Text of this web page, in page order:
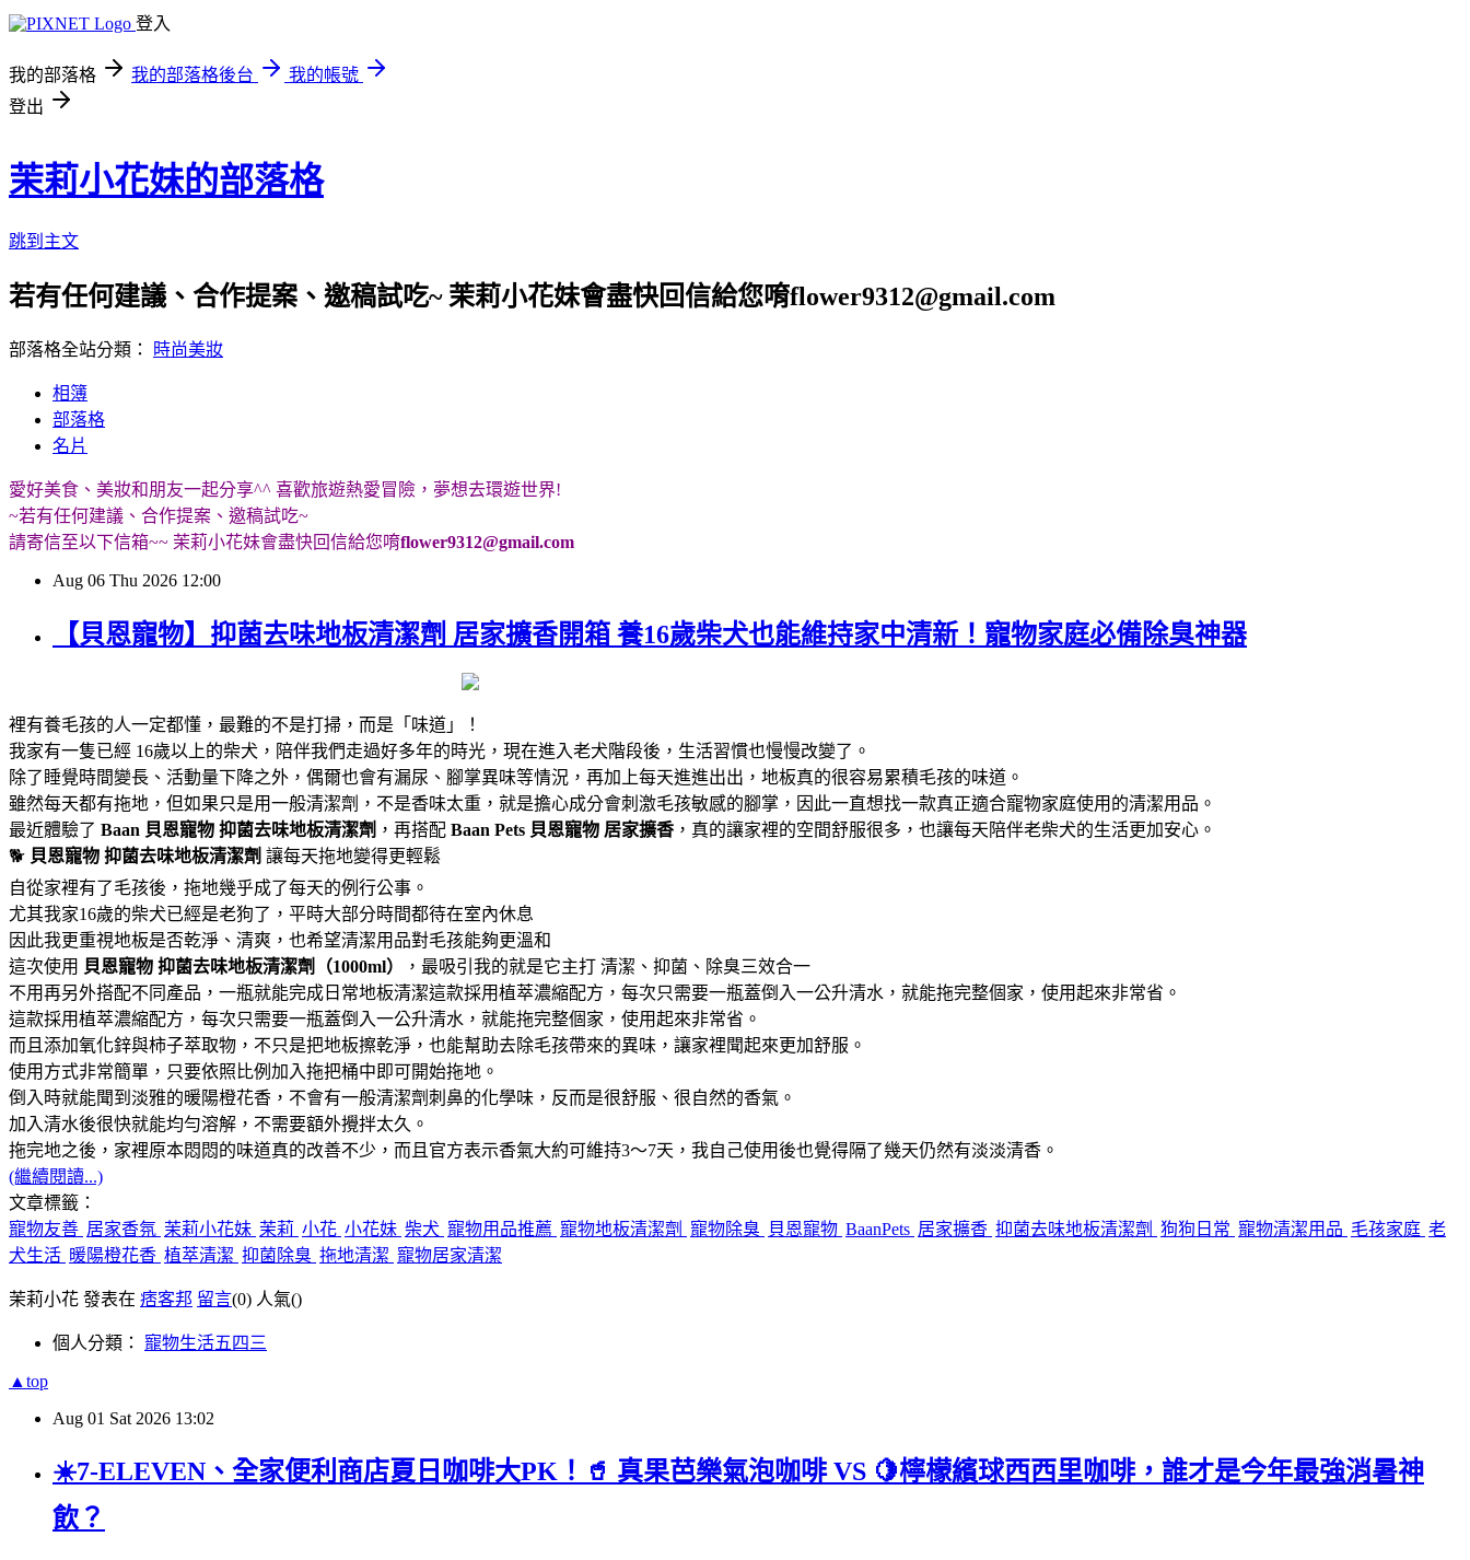
登入
我的部落格 我的部落格後台
我的帳號
登出
茉莉小花妹的部落格
跳到主文
若有任何建議、合作提案、邀稿試吃~ 茉莉小花妹會盡快回信給您唷flower9312@gmail.com
部落格全站分類： 時尚美妝
相簿
部落格
名片
愛好美食、美妝和朋友一起分享^^ 喜歡旅遊熱愛冒險，夢想去環遊世界!
~若有任何建議、合作提案、邀稿試吃~
請寄信至以下信箱~~ 茉莉小花妹會盡快回信給您唷flower9312@gmail.com
Aug 06 Thu 2026 12:00
【貝恩寵物】抑菌去味地板清潔劑 居家擴香開箱 養16歲柴犬也能維持家中清新！寵物家庭必備除臭神器
裡有養毛孩的人一定都懂，最難的不是打掃，而是「味道」！
我家有一隻已經 16歲以上的柴犬，陪伴我們走過好多年的時光，現在進入老犬階段後，生活習慣也慢慢改變了。
除了睡覺時間變長、活動量下降之外，偶爾也會有漏尿、腳掌異味等情況，再加上每天進進出出，地板真的很容易累積毛孩的味道。
雖然每天都有拖地，但如果只是用一般清潔劑，不是香味太重，就是擔心成分會刺激毛孩敏感的腳掌，因此一直想找一款真正適合寵物家庭使用的清潔用品。
最近體驗了 Baan 貝恩寵物 抑菌去味地板清潔劑 ，再搭配 Baan Pets 貝恩寵物 居家擴香 ，真的讓家裡的空間舒服很多，也讓每天陪伴老柴犬的生活更加安心。
🐕 貝恩寵物 抑菌去味地板清潔劑 讓每天拖地變得更輕鬆
自從家裡有了毛孩後，拖地幾乎成了每天的例行公事。
尤其我家16歲的柴犬已經是老狗了，平時大部分時間都待在室內休息
因此我更重視地板是否乾淨、清爽，也希望清潔用品對毛孩能夠更溫和
這次使用 貝恩寵物 抑菌去味地板清潔劑（1000ml）
，最吸引我的就是它主打 清潔、抑菌、除臭三效合一
不用再另外搭配不同產品，一瓶就能完成日常地板清潔這款採用植萃濃縮配方，每次只需要一瓶蓋倒入一公升清水，就能拖完整個家，使用起來非常省。
這款採用植萃濃縮配方，每次只需要一瓶蓋倒入一公升清水，就能拖完整個家，使用起來非常省。
而且添加氧化鋅與柿子萃取物，不只是把地板擦乾淨，也能幫助去除毛孩帶來的異味，讓家裡聞起來更加舒服。
使用方式非常簡單，只要依照比例加入拖把桶中即可開始拖地。
倒入時就能聞到淡雅的暖陽橙花香，不會有一般清潔劑刺鼻的化學味，反而是很舒服、很自然的香氣。
加入清水後很快就能均勻溶解，不需要額外攪拌太久。
拖完地之後，家裡原本悶悶的味道真的改善不少，而且官方表示香氣大約可維持3～7天，我自己使用後也覺得隔了幾天仍然有淡淡清香。
(繼續閱讀...)
文章標籤：
寵物友善 居家香氛 茉莉小花妹 茉莉 小花 小花妹 柴犬 寵物用品推薦 寵物地板清潔劑 寵物除臭 貝恩寵物 BaanPets 居家擴香 抑菌去味地板清潔劑 狗狗日常 寵物清潔用品 毛孩家庭 老
犬生活 暖陽橙花香 植萃清潔 抑菌除臭 拖地清潔 寵物居家清潔
茉莉小花 發表在 痞客邦 留言(0) 人氣()
個人分類： 寵物生活五四三
▲top
Aug 01 Sat 2026 13:02
☀️7-ELEVEN、全家便利商店夏日咖啡大PK！🥤 真果芭樂氣泡咖啡 VS 🍋檸檬繽球西西里咖啡，誰才是今年最強消暑神
飲？